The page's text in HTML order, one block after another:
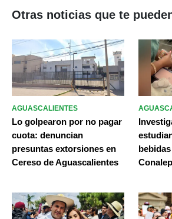
Otras noticias que te
AGUASCALIENTES
Lo golpearon por no pagar
cuota: denuncian
presuntas extorsiones en
Cereso de Aguascalientes